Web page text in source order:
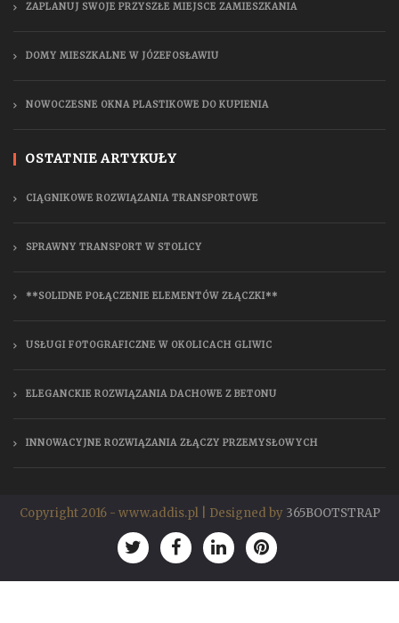
ZAPLANUJ SWOJE PRZYSZŁE MIEJSCE ZAMIESZKANIA
DOMY MIESZKALNE W JÓZEFOSŁAWIU
NOWOCZESNE OKNA PLASTIKOWE DO KUPIENIA
OSTATNIE ARTYKUŁY
CIĄGNIKOWE ROZWIĄZANIA TRANSPORTOWE
SPRAWNY TRANSPORT W STOLICY
**SOLIDNE POŁĄCZENIE ELEMENTÓW ZŁĄCZKI**
USŁUGI FOTOGRAFICZNE W OKOLICACH GLIWIC
ELEGANCKIE ROZWIĄZANIA DACHOWE Z BETONU
INNOWACYJNE ROZWIĄZANIA ZŁĄCZY PRZEMYSŁOWYCH
Copyright 2016 - www.addis.pl | Designed by 365BOOTSTRAP